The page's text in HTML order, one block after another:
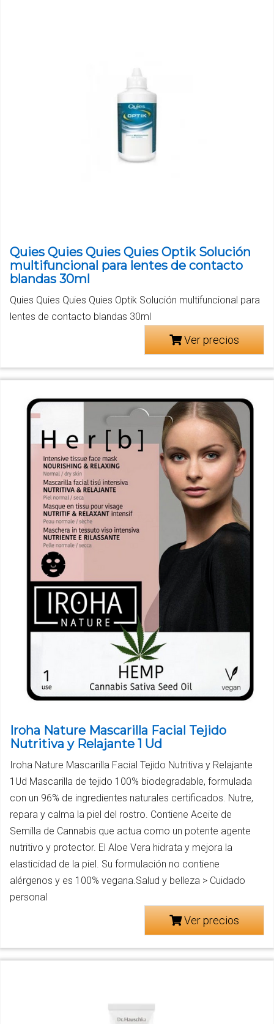
Quies Quies Quies Quies Optik Solución
multifuncional para lentes de contacto
blandas 30ml
Quies Quies Quies Quies Optik Solución multifuncional para
lentes de contacto blandas 30ml
Ver precios
Iroha Nature Mascarilla Facial Tejido
Nutritiva y Relajante 1 Ud
Iroha Nature Mascarilla Facial Tejido Nutritiva y Relajante
1Ud Mascarilla de tejido 100% biodegradable, formulada
con un 96% de ingredientes naturales certificados. Nutre,
repara y calma la piel del rostro. Contiene Aceite de
Semilla de Cannabis que actua como un potente agente
nutritivo y protector. El Aloe Vera hidrata y mejora la
elasticidad de la piel. Su formulación no contiene
alérgenos y es 100% vegana.Salud y belleza > Cuidado
personal
Ver precios